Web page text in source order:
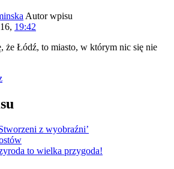
Autor wpisu
19:42
że Łódź, to miasto, w którym nic się nie
z wyobraźni’
to wielka przygoda!